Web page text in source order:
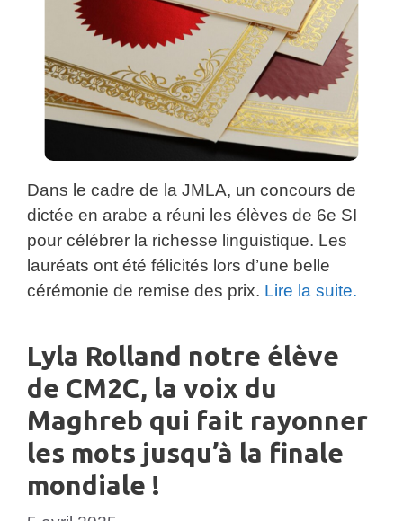
Dans le cadre de la JMLA, un concours de
dictée en arabe a réuni les élèves de 6e SI
pour célébrer la richesse linguistique. Les
lauréats ont été félicités lors d’une belle
cérémonie de remise des prix. Lire la suite.
Lyla Rolland notre élève
de CM2C, la voix du
Maghreb qui fait rayonner
les mots jusqu’à la finale
mondiale !